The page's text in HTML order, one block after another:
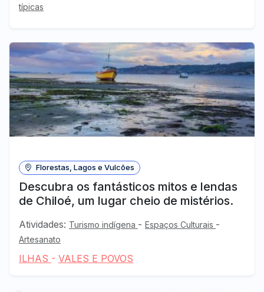
típicas
Florestas, Lagos e Vulcões
Descubra os fantásticos mitos e lendas
de Chiloé, um lugar cheio de mistérios.
Atividades: Turismo indígena - Espaços Culturais -
Artesanato
ILHAS - VALES E POVOS